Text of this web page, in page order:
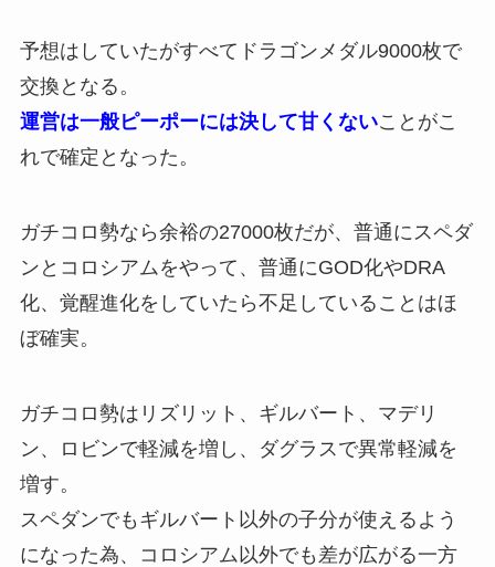
予想はしていたがすべてドラゴンメダル9000枚で
交換となる。
運営は一般ピーポーには決して甘くないことがこ
れで確定となった。
ガチコロ勢なら余裕の27000枚だが、普通にスペダ
ンとコロシアムをやって、普通にGOD化やDRA
化、覚醒進化をしていたら不足していることはほ
ぼ確実。
ガチコロ勢はリズリット、ギルバート、マデリ
ン、ロビンで軽減を増し、ダグラスで異常軽減を
増す。
スペダンでもギルバート以外の子分が使えるよう
になった為、コロシアム以外でも差が広がる一方